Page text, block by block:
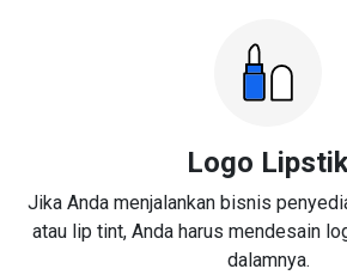
Logo
Jika Anda menjalankan bisnis
atau lip tint, Anda harus mendesain
dalamnya.